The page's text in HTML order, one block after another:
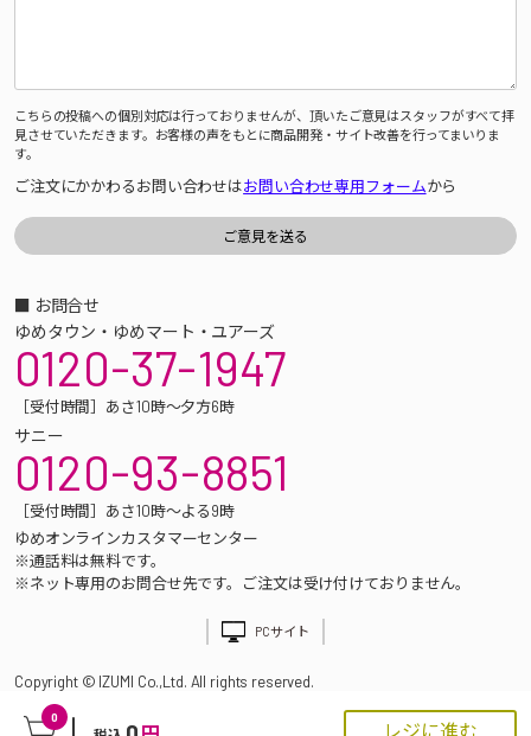
0
レジに進む
こちらの投稿への個別対応は行っておりませんが、頂いたご意見はスタッフがすべて拝
見させていただきます。お客様の声をもとに商品開発・サイト改善を行ってまいりま
す。
ご注文にかかわるお問い合わせはお問い合わせ専用フォームから
■ お問合せ
ゆめタウン・ゆめマート・ユアーズ
0120-37-1947
［受付時間］あさ10時～夕方6時
サニー
0120-93-8851
［受付時間］あさ10時～よる9時
ゆめオンラインカスタマーセンター
※通話料は無料です。
※ネット専用のお問合せ先です。ご注文は受け付けておりません。
PCサイト
Copyright © IZUMI Co.,Ltd. All rights reserved.